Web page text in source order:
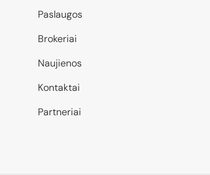
Paslaugos
Brokeriai
Naujienos
Kontaktai
Partneriai